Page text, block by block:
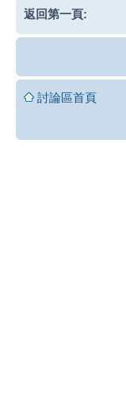
返回第一頁:
討論區首頁